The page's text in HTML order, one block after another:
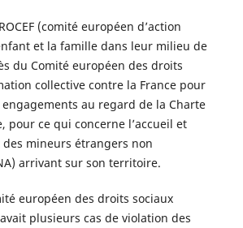
(comité européen d’action
et la famille dans leur milieu de
du Comité européen des droits
collective contre la France pour
au regard de la Charte
pour ce qui concerne l’accueil et
des mineurs étrangers non
arrivant sur son territoire.
européen des droits sociaux
plusieurs cas de violation des